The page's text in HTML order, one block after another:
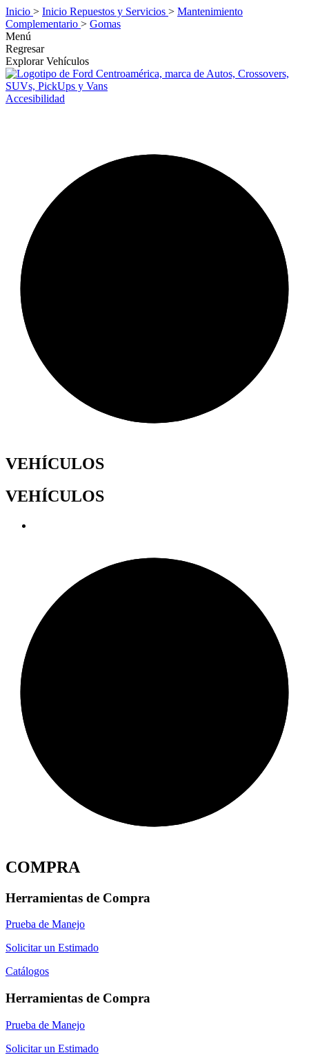
Inicio > Inicio Repuestos y Servicios > Mantenimiento
Complementario > Gomas
Menú
Regresar
Explorar Vehículos
Accesibilidad
VEHÍCULOS
VEHÍCULOS
COMPRA
Herramientas de Compra
Prueba de Manejo
Solicitar un Estimado
Catálogos
Herramientas de Compra
Prueba de Manejo
Solicitar un Estimado